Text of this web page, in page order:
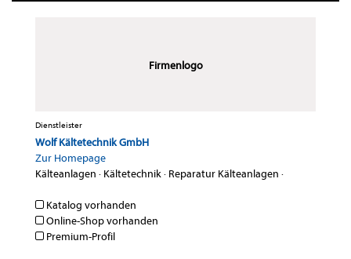
Firmenlogo
Dienstleister
Wolf Kältetechnik GmbH
Zur Homepage
Kälteanlagen · Kältetechnik· Reparatur Kälteanlagen ·
Katalog vorhanden
Online-Shop vorhanden
Premium-Profil